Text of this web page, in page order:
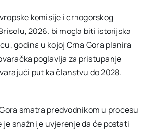
komisije i crnogorskog
2026. bi mogla biti istorijska
godina u kojoj Crna Gora planira
poglavlja za pristupanje
put ka članstvu do 2028.
smatra predvodnikom u procesu
je snažnije uvjerenje da će postati